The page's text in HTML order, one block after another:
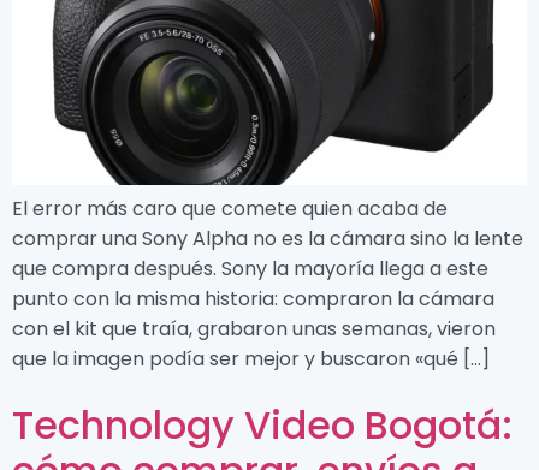
El error más caro que comete quien acaba de
comprar una Sony Alpha no es la cámara sino la lente
que compra después. Sony la mayoría llega a este
punto con la misma historia: compraron la cámara
con el kit que traía, grabaron unas semanas, vieron
que la imagen podía ser mejor y buscaron «qué […]
Technology Video Bogotá: